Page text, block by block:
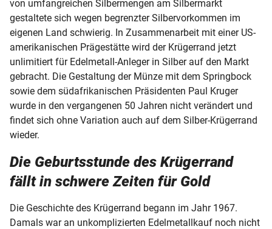
von umfangreichen Silbermengen am Silbermarkt
gestaltete sich wegen begrenzter Silbervorkommen im
eigenen Land schwierig. In Zusammenarbeit mit einer US-
amerikanischen Prägestätte wird der Krügerrand jetzt
unlimitiert für Edelmetall-Anleger in Silber auf den Markt
gebracht. Die Gestaltung der Münze mit dem Springbock
sowie dem südafrikanischen Präsidenten Paul Kruger
wurde in den vergangenen 50 Jahren nicht verändert und
findet sich ohne Variation auch auf dem Silber-Krügerrand
wieder.
Die Geburtsstunde des Krügerrand
fällt in schwere Zeiten für Gold
Die Geschichte des Krügerrand begann im Jahr 1967.
Damals war an unkomplizierten Edelmetallkauf noch nicht